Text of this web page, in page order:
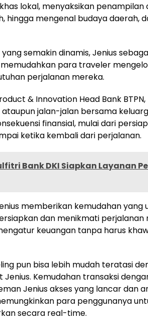
lokal, menyaksikan penampilan
hingga mengenal budaya daerah,
semakin dinamis, Jenius
memudahkan para traveler
perjalanan mereka.
& Innovation Head Bank
jalan-jalan bersama
finansial, mulai dari
ketika kembali dari perjalanan.
Bank DKI Siapkan Layanan
memberikan kemudahan yang
dan menikmati
keuangan tanpa harus
pun bisa lebih mudah teratasi
Kemudahan transaksi
Jenius akses yang lancar dan
para penggunanya
secara real-time.